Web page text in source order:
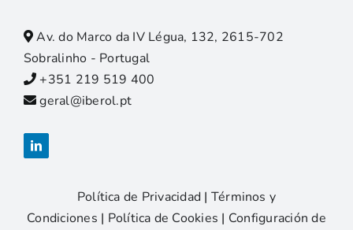
Av. do Marco da IV Légua, 132, 2615-702
Sobralinho - Portugal
+351 219 519 400
geral@iberol.pt
Política de Privacidad | Términos y
Condiciones | Política de Cookies | Configuración de